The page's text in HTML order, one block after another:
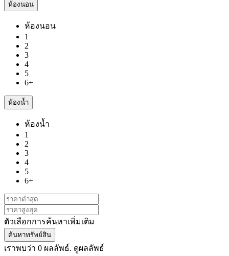
ห้องนอน
ห้องนอน
1
2
3
4
5
6+
ห้องน้ำ
ห้องน้ำ
1
2
3
4
5
6+
ตัวเลือกการค้นหาเพิ่มเติม
ค้นหาทรัพย์สิน
เราพบว่า 0 ผลลัพธ์. ดูผลลัพธ์